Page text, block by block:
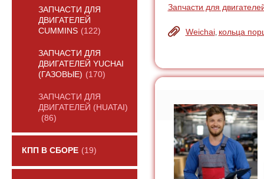
ЗАПЧАСТИ ДЛЯ
ДВИГАТЕЛЕЙ
CUMMINS (122)
ЗАПЧАСТИ ДЛЯ
ДВИГАТЕЛЕЙ YUCHAI
(ГАЗОВЫЕ) (170)
ЗАПЧАСТИ ДЛЯ
ДВИГАТЕЛЕЙ (HUATAI)
(86)
КПП В СБОРЕ (19)
Запчасти для
Weichai, кольца